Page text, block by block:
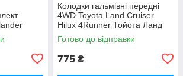
Харріер
Колодки гальмівні передні
4WD Toyota Land Cruiser
Hilux 4Runner Тойота Ланд
Крузер 4 Руннер Фораннер
Хайлюкс
Готово до відправки
775 ₴